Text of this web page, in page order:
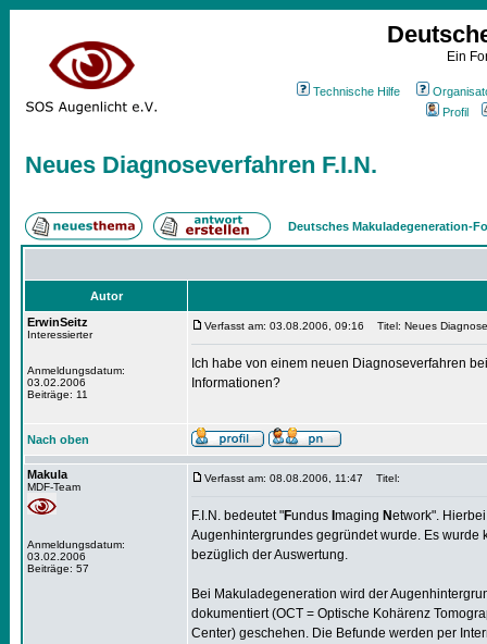
Ein
Technische Hilfe
Profil
Neues Diagnoseverfahren F.I.N.
Deutsches Makuladegeneration-
Autor
ErwinSeitz
Interessierter
Anmeldungsdatum:
03.02.2006
Beiträge: 11
Verfasst am: 03.08.2006, 09:16 Titel: Neues
Ich habe von einem neuen Diagnoseverfahren
Informationen?
Nach oben
Makula
MDF-Team
Anmeldungsdatum:
03.02.2006
Beiträge: 57
Verfasst am: 08.08.2006, 11:47 Titel:
F.I.N. bedeutet "Fundus maging Network".
Augenhintergrundes gegründet wurde. Es
bezüglich der Auswertung.
Bei Makuladegeneration wird der
dokumentiert (OCT = Optische Kohärenz
Center) geschehen. Die Befunde werden per